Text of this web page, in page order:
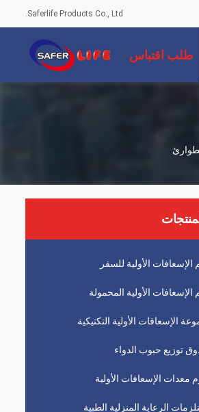
Saferlife Products Co., Ltd.
طلب اقتباس
الأولية للسفر
الأولية المحمولة
الإسعافات الأولية التكتيكية
توزيع حبوب الدواء
معدات الإسعافات الأولية
الرعاية المنزلية الطبية